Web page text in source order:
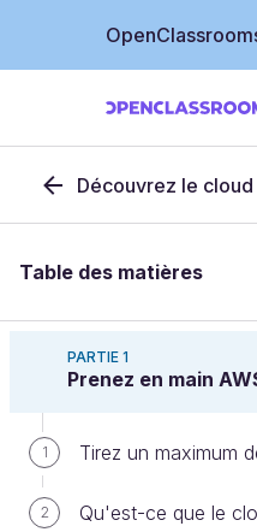
Découvrez le
Table des matières
PARTIE 1
Prenez en main
1 Tirez un maximum
2 Qu'est-ce que le